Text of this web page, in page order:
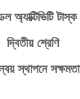
অ্যাক্টিভিটি টাস্ক
দ্বিতীয় শ্রেণি
স্থাপনে সক্ষমতা